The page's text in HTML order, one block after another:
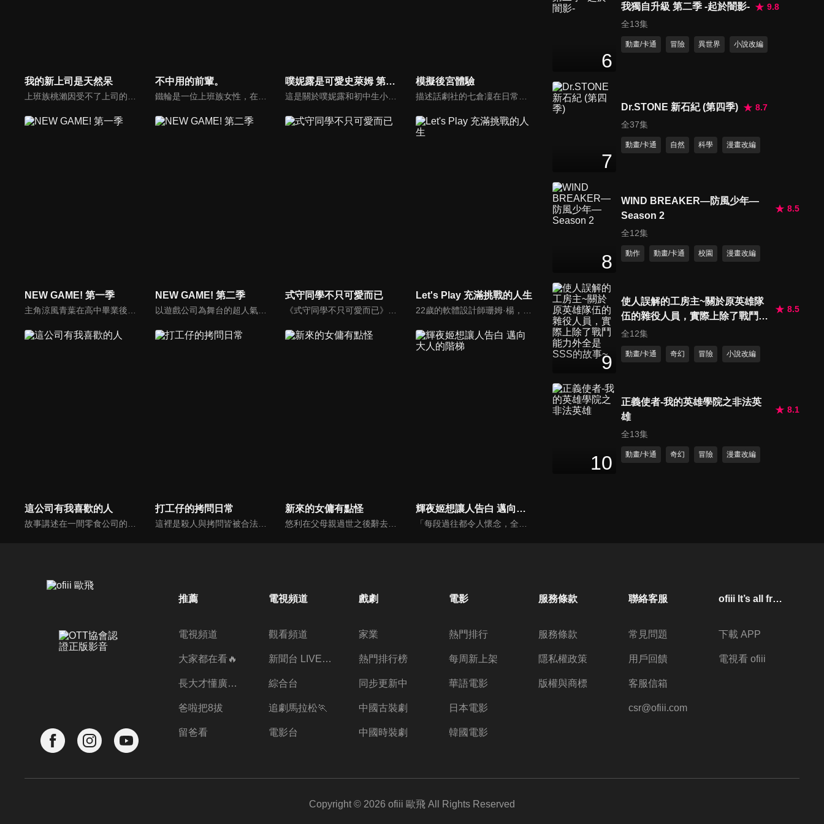
我的新上司是天然呆
上班族桃瀨因受不了上司的職場霸凌而轉職了，但被霸凌的心理陰影卻讓他在上班第一天就在新上司白崎面前胃痛得蹲在地上走不動，新上司卻做出令他感到意外的舉動...被新上司的天然呆治癒的職場喜劇正式開演！
不中用的前輩。
鐵輪是一位上班族女性，​在公司裡，她得到的評價是「明明長得這麼漂亮，卻又嚴厲又可怕，很難相處。」不擅長與人交際的她，被指派為今年新進員工「龜川」的指導員。為了龜川，鐵輪努力扮演好指導員的角色，然而……
噗妮露是可愛史萊姆 第二季
這是關於噗妮露和初中生小太郎不再是朋友的故事……。 河合井小太郎是一名國中二年級的男生，小學時他創造的史萊姆獲得了生命。從那時起，他和名為噗妮露的史萊姆作為「朋友」和睦共處在一起。隨著七年的時間過去，噗妮露竟變成了超絕美少女！噗妮露和小太郎能繼續作為「朋友」快樂地相處下去嗎！？
模擬後宮體驗
描述話劇社的七倉凜在日常中以一人分飾不同性格的女生與學長交 流。「 我果然還是很喜歡在學長面前演戲呢。」像是漫畫發展般的後宮狀態 ,憧憬的學長與不由得在學長面前演出各種角色的七倉凜 ,到底她用自己原本的面貌對學長告白的那一天何時才會到來呢?
NEW GAME! 第一季 NEW GAME! 第二季
以遊戲公司為舞台的超人氣連載四格漫畫推出動畫續篇！主角涼風青葉在高中畢業後進入自小熱愛的遊戲《妖精故事》的製作公司「飛鷹躍動」，並得以參與同系列最新作品《妖精故事3》的製作。青葉在這裡遇見讓她夢想成為角色設計師的契機的八神光，並在可靠前輩們的幫助下漸漸成長。
式守同學不只可愛而已 Let's Play 充滿挑戰的人生
這公司有我喜歡的人 打工仔的拷問日常
這裡是殺人與拷問皆被合法化的世界，在拷問公司打工的賽羅與前輩時宇，迎來新人米克與休，度過快樂又忙碌的拷問日常，溫馨悠閒的日常與驚悚拷問的反差將相繼使人中毒！觸動您的怪癖、帶點黑色幽默的職場喜劇☆
新來的女傭有點怪 輝夜姬想讓人告白 邁向大人的階梯
6
我獨自升級 第二季 -起於闇影-
9.8
全13集
動畫/卡通 冒險 異世界 小說改編
7
Dr.STONE 新石紀 (第四季)
8.7
全37集
動畫/卡通 自然 科學 漫畫改編
8
WIND BREAKER—防風少年—
Season 2
8.5
全12集
動作 動畫/卡通 校園 漫畫改編
9
使人誤解的工房主~關於原英雄隊
伍的雜役人員，實際上除了戰鬥能
力外全是SSS的故事~
8.5
全12集
動畫/卡通 奇幻 冒險 小說改編
10
正義使者-我的英雄學院之非法英
雄
8.1
全13集
動畫/卡通 奇幻 冒險 漫畫改編
推薦
電視頻道
大家都在看🔥
長大才懂廣志的偉大
爸啦把8拔
留爸看
電視頻道
觀看頻道
新聞台 LIVE 直播
綜合台
追劇馬拉松🏃
電影台
戲劇
家業
熱門排行榜
同步更新中
中國古裝劇
中國時裝劇
電影
熱門排行
每周新上架
華語電影
日本電影
韓國電影
服務條款
服務條款
隱私權政策
版權與商標
聯絡客服
常見問題
用戶回饋
客服信箱
csr@ofiii.com
ofiii lt’s all free
下載 APP
電視看 ofiii
Copyright © 2026 ofiii 歐飛 All Rights Reserved